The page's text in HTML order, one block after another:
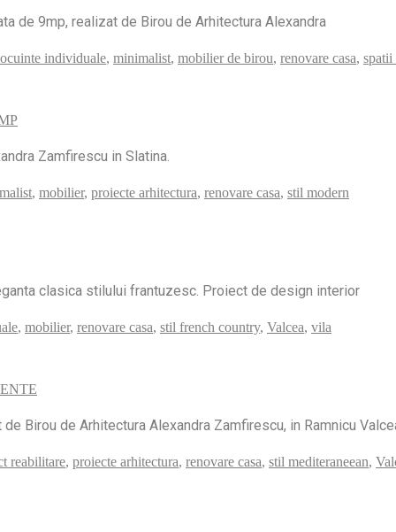
de 9mp, realizat de Birou de Arhitectura Alexandra
individuale, minimalist, mobilier de birou, renovare casa, spatii
Zamfirescu in Slatina.
, mobilier, proiecte arhitectura, renovare casa, stil modern
clasica stilului frantuzesc. Proiect de design interior
, mobilier, renovare casa, stil french country, Valcea, vila
Birou de Arhitectura Alexandra Zamfirescu, in Ramnicu
reabilitare, proiecte arhitectura, renovare casa, stil mediteraneean,